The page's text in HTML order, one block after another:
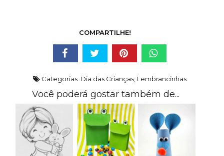
COMPARTILHE!
Categorias: Dia das Crianças, Lembrancinhas
Você poderá gostar também de...